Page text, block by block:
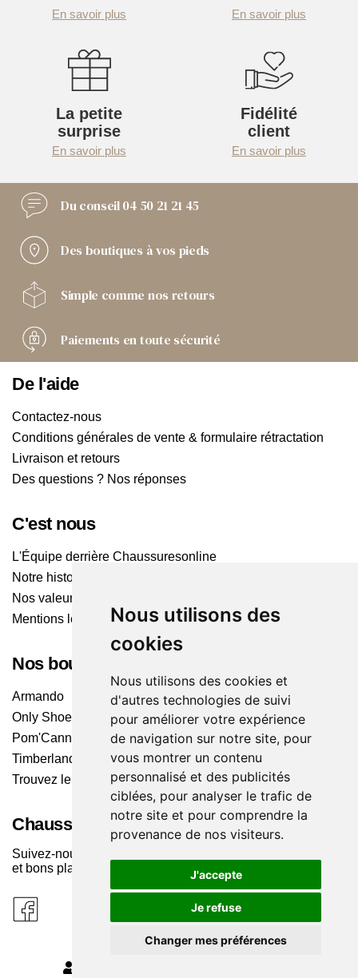
Nous utilisons des
cookies
Nous utilisons des cookies et
d'autres technologies de suivi
pour améliorer votre expérience
de navigation sur notre site, pour
vous montrer un contenu
personnalisé et des publicités
ciblées, pour analyser le trafic de
notre site et pour comprendre la
provenance de nos visiteurs.
J'accepte
Je refuse
Changer mes préférences
En savoir plus En savoir plus
La petite
surprise
En savoir plus
Fidélité
client
En savoir plus
Du conseil04 50 21 21 45
Des boutiques à vos pieds
Simple comme nos retours
Paiements en toute sécurité
De l'aide
Contactez-nous
Conditions générales de vente & formulaire rétractation
Livraison et retours
Des questions ? Nos réponses
C'est nous
L'Équipe derrière Chaussuresonline
Notre histoire
Nos valeurs
Mentions légales
Nos boutiques
Armando
Only Shoes
Pom'Cannelle
Timberland
Trouvez le magasin le plus proche
Chaussuresonline sur les Médias sociaux
Suivez-nous sur les réseaux pour les dernières tendances
et bons plans !